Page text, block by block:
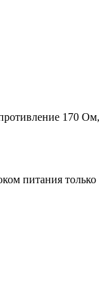
170
питания